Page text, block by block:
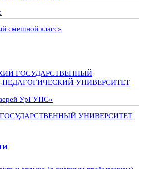
смешной класс»
ГОСУДАРСТВЕННЫЙ
УНИВЕРСИТЕТ
УрГУПС»
УНИВЕРСИТЕТ